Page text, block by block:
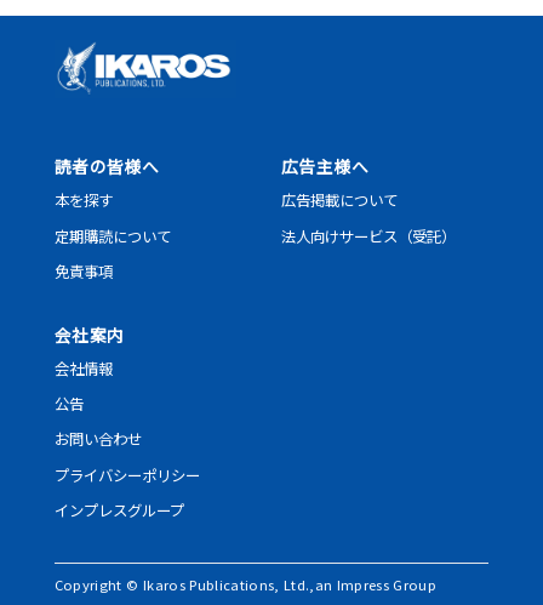
読者の皆様へ
本を探す
定期購読について
免責事項
広告主様へ
広告掲載について
法人向けサービス（受託）
会社案内
会社情報
公告
お問い合わせ
プライバシーポリシー
インプレスグループ
Copyright © Ikaros Publications, Ltd.,an Impress Group